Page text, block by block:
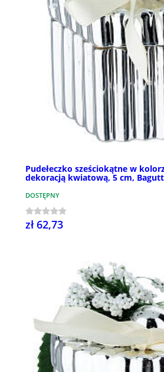
Pudełeczko sześciokątne w
dekoracją kwiatową, 5 cm,
DOSTĘPNY
zł 62,73